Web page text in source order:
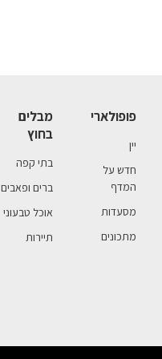
פופולארי
יין
חדש על
המדף
מסעדות
מתכונים
מבלים
בחוץ
בתי קפה
ברים ופאבים
אוכל טבעוני
תיירות